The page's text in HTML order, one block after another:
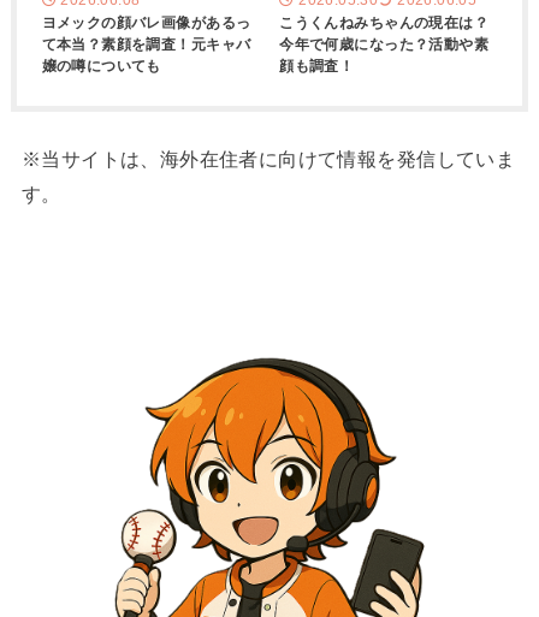
ヨメックの顔バレ画像があるっ
て本当？素顔を調査！元キャバ
嬢の噂についても
こうくんねみちゃんの現在は？
今年で何歳になった？活動や素
顔も調査！
※当サイトは、海外在住者に向けて情報を発信していま
す。